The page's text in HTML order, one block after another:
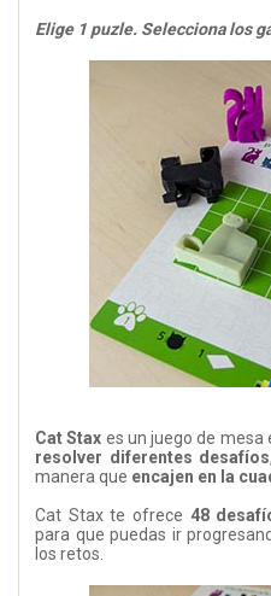
Elige 1 puzle. Selecciona los
Cat Stax es un juego de mesa
resolver diferentes desafíos
manera que encajen en la
Cat Stax te ofrece 48
para que puedas ir
los retos.